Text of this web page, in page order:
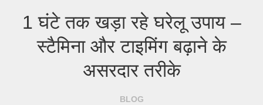
1 घंटे तक खड़ा रहे घरेलू उपाय –
स्टैमिना और टाइमिंग बढ़ाने के
असरदार तरीके
BLOG